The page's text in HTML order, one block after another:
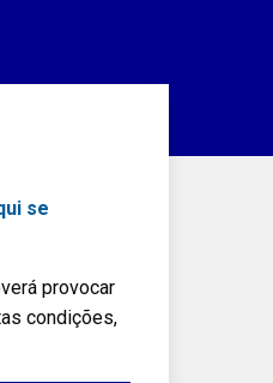
se
provocar
condições,